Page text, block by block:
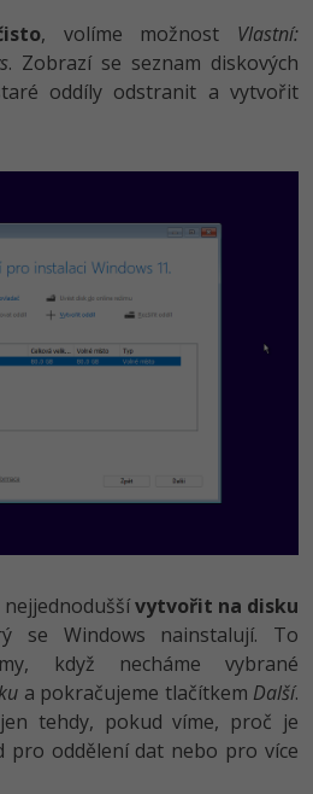
, volíme možnost Vlastní:
. Zobrazí se seznam diskových
oddíly odstranit a vytvořit
vytvořit na disku
se Windows nainstalují. To
když necháme vybrané
a pokračujeme tlačítkem Další.
tehdy, pokud víme, proč je
pro oddělení dat nebo pro více